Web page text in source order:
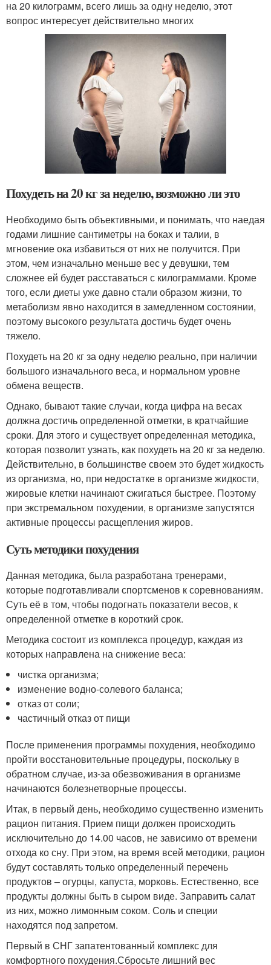
на 20 килограмм, всего лишь за одну неделю, этот
вопрос интересует действительно многих
Похудеть на 20 кг за неделю, возможно ли это
Необходимо быть объективными, и понимать, что наедая
годами лишние сантиметры на боках и талии, в
мгновение ока избавиться от них не получится. При
этом, чем изначально меньше вес у девушки, тем
сложнее ей будет расставаться с килограммами. Кроме
того, если диеты уже давно стали образом жизни, то
метаболизм явно находится в замедленном состоянии,
поэтому высокого результата достичь будет очень
тяжело.
Похудеть на 20 кг за одну неделю реально, при наличии
большого изначального веса, и нормальном уровне
обмена веществ.
Однако, бывают такие случаи, когда цифра на весах
должна достичь определенной отметки, в кратчайшие
сроки. Для этого и существует определенная методика,
которая позволит узнать, как похудеть на 20 кг за неделю.
Действительно, в большинстве своем это будет жидкость
из организма, но, при недостатке в организме жидкости,
жировые клетки начинают сжигаться быстрее. Поэтому
при экстремальном похудении, в организме запустятся
активные процессы расщепления жиров.
Суть методики похудения
Данная методика, была разработана тренерами,
которые подготавливали спортсменов к соревнованиям.
Суть её в том, чтобы подогнать показатели весов, к
определенной отметке в короткий срок.
Методика состоит из комплекса процедур, каждая из
которых направлена на снижение веса:
чистка организма;
изменение водно-солевого баланса;
отказ от соли;
частичный отказ от пищи
После применения программы похудения, необходимо
пройти восстановительные процедуры, поскольку в
обратном случае, из-за обезвоживания в организме
начинаются болезнетворные процессы.
Итак, в первый день, необходимо существенно изменить
рацион питания. Прием пищи должен происходить
исключительно до 14.00 часов, не зависимо от времени
отхода ко сну. При этом, на время всей методики, рацион
будут составлять только определенный перечень
продуктов – огурцы, капуста, морковь. Естественно, все
продукты должны быть в сыром виде. Заправить салат
из них, можно лимонным соком. Соль и специи
находятся под запретом.
Первый в СНГ запатентованный комплекс для
комфортного похудения.Сбросьте лишний вес